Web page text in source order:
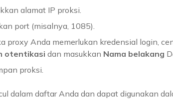
alamat IP proksi.
port (misalnya, 1085).
proxy Anda memerlukan kredensial login,
otentikasi dan masukkan Nama belakang
proksi.
dalam daftar Anda dan dapat digunakan